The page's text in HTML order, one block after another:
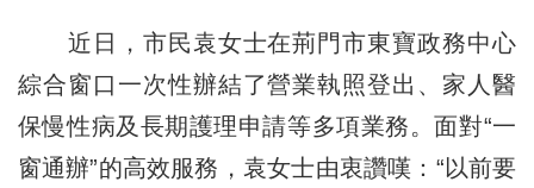
近日，市民袁女士在荊門市東寶政務中心
綜合窗口一次性辦結了營業執照登出、家人醫
保慢性病及長期護理申請等多項業務。面對“一
窗通辦”的高效服務，袁女士由衷讚嘆：“以前要